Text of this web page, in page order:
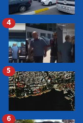
4
5
6